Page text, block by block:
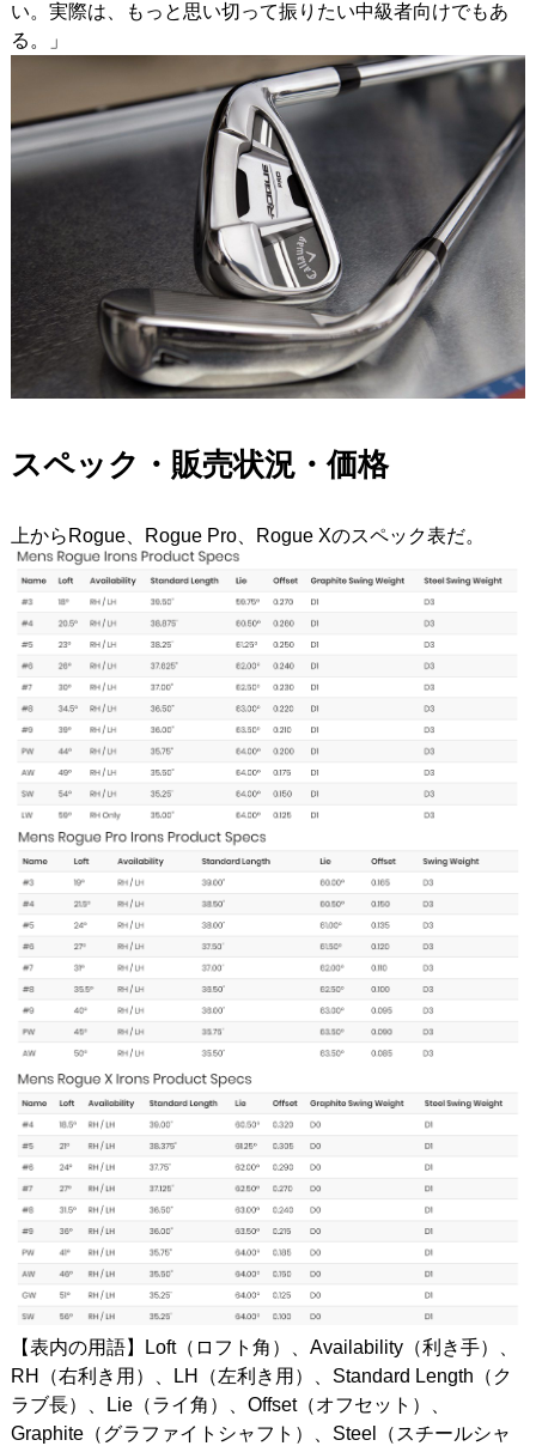
い。実際は、もっと思い切って振りたい中級者向けでもあ
る。」
スペック・販売状況・価格
上からRogue、Rogue Pro、Rogue Xのスペック表だ。
【表内の用語】Loft（ロフト角）、Availability（利き手）、
RH（右利き用）、LH（左利き用）、Standard Length（ク
ラブ長）、Lie（ライ角）、Offset（オフセット）、
Graphite（グラファイトシャフト）、Steel（スチールシャ